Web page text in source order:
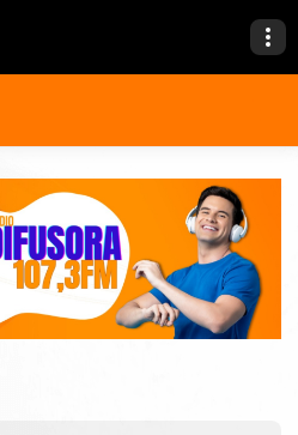
Madrugada